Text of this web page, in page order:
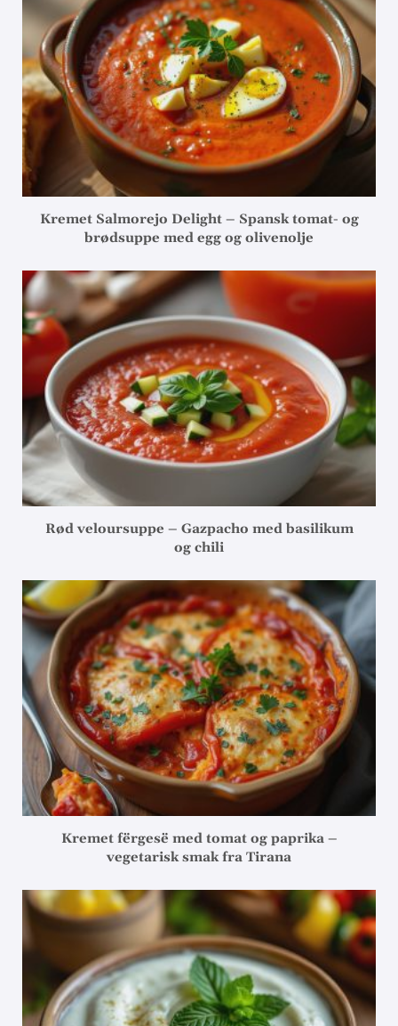
Kremet Salmorejo Delight – Spansk tomat- og
brødsuppe med egg og olivenolje
Rød veloursuppe – Gazpacho med basilikum
og chili
Kremet fërgesë med tomat og paprika –
vegetarisk smak fra Tirana